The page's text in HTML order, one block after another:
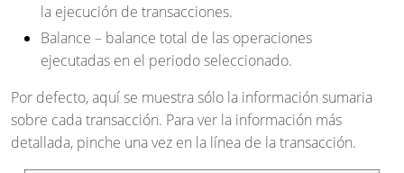
la ejecución de transacciones.
Balance – balance total de las operaciones
ejecutadas en el periodo seleccionado.
Por defecto, aquí se muestra sólo la información sumaria
sobre cada transacción. Para ver la información más
detallada, pinche una vez en la línea de la transacción.